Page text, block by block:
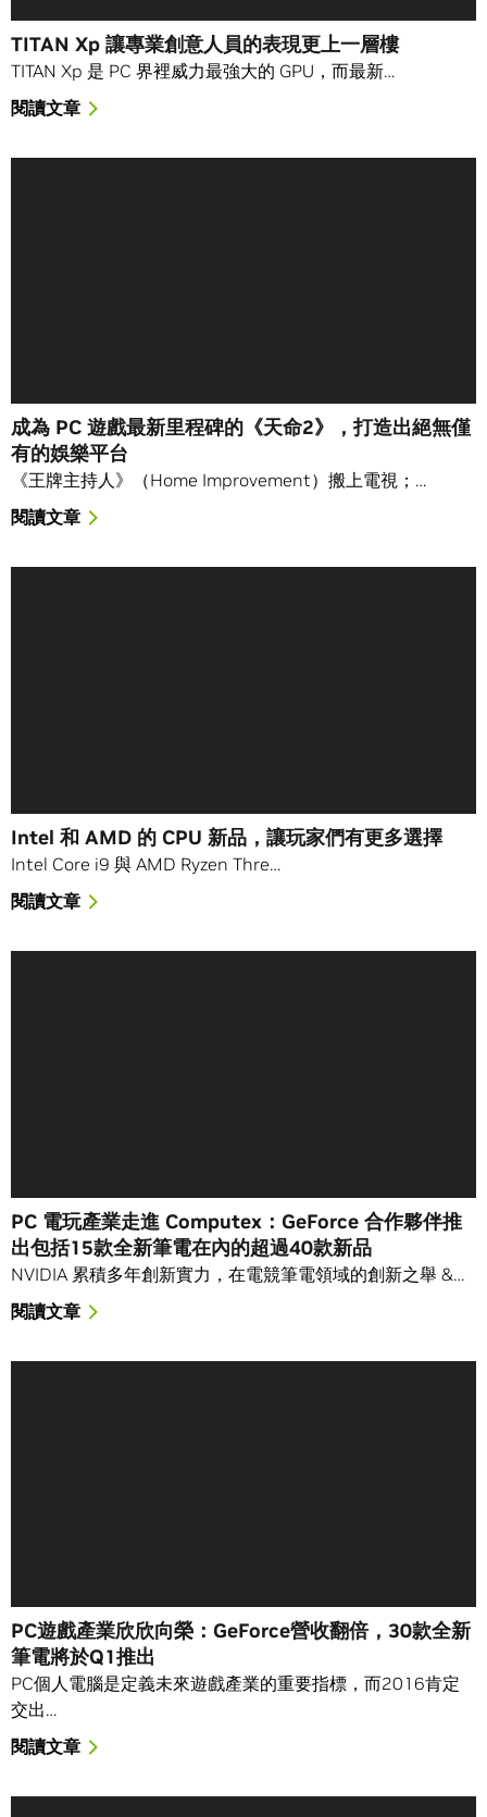
TITAN Xp 讓專業創意人員的表現更上一層樓
TITAN Xp 是 PC 界裡威力最強大的 GPU，而最新…
閱讀文章
成為 PC 遊戲最新里程碑的《天命2》，打造出絕無僅
有的娛樂平台
《王牌主持人》（Home Improvement）搬上電視；…
閱讀文章
Intel 和 AMD 的 CPU 新品，讓玩家們有更多選擇
Intel Core i9 與 AMD Ryzen Thre…
閱讀文章
PC 電玩產業走進 Computex：GeForce 合作夥伴推
出包括15款全新筆電在內的超過40款新品
NVIDIA 累積多年創新實力，在電競筆電領域的創新之舉 &…
閱讀文章
PC遊戲產業欣欣向榮：GeForce營收翻倍，30款全新
筆電將於Q1推出
PC個人電腦是定義未來遊戲產業的重要指標，而2016肯定
交出…
閱讀文章